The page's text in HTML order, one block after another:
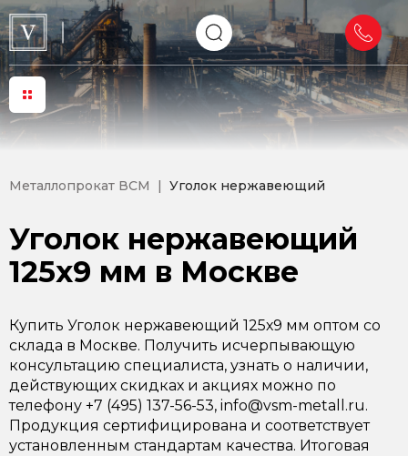
Металлопрокат ВСМ Уголок нержавеющий
Уголок нержавеющий
125х9 мм в Москве
Купить Уголок нержавеющий 125х9 мм оптом со
склада в Москве. Получить исчерпывающую
консультацию специалиста, узнать о наличии,
действующих скидках и акциях можно по
телефону +7 (495) 137-56-53, info@vsm-metall.ru.
Продукция сертифицирована и соответствует
установленным стандартам качества. Итоговая